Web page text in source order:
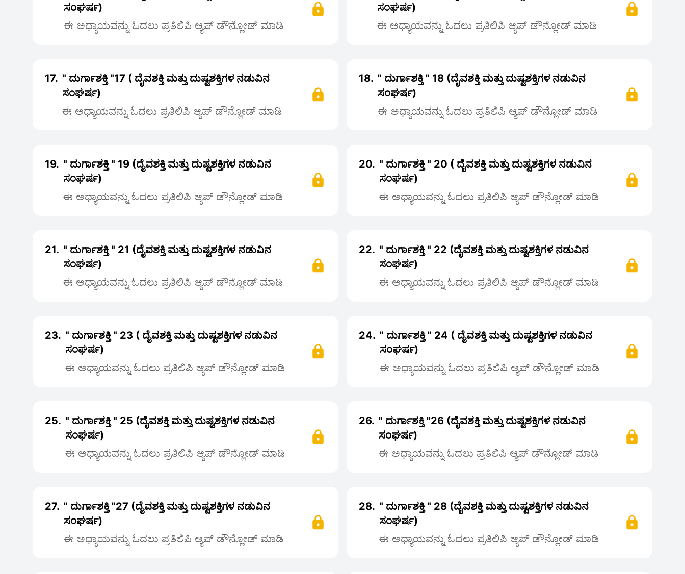
ಸಂಘರ್ಷ)
ಈ ಅಧ್ಯಾಯವನ್ನು ಓದಲು ಪ್ರತಿಲಿಪಿ ಆ್ಯಪ್ ಡೌನ್ಲೋಡ್ ಮಾಡಿ
ಸಂಘರ್ಷ)
ಈ ಅಧ್ಯಾಯವನ್ನು ಓದಲು ಪ್ರತಿಲಿಪಿ ಆ್ಯಪ್ ಡೌನ್ಲೋಡ್ ಮಾಡಿ
17. " ದುರ್ಗಾಶಕ್ತಿ "17 ( ದೈವಶಕ್ತಿ ಮತ್ತು ದುಷ್ಟಶಕ್ತಿಗಳ ನಡುವಿನ
ಸಂಘರ್ಷ)
ಈ ಅಧ್ಯಾಯವನ್ನು ಓದಲು ಪ್ರತಿಲಿಪಿ ಆ್ಯಪ್ ಡೌನ್ಲೋಡ್ ಮಾಡಿ
18. " ದುರ್ಗಾಶಕ್ತಿ " 18 (ದೈವಶಕ್ತಿ ಮತ್ತು ದುಷ್ಟಶಕ್ತಿಗಳ ನಡುವಿನ
ಸಂಘರ್ಷ)
ಈ ಅಧ್ಯಾಯವನ್ನು ಓದಲು ಪ್ರತಿಲಿಪಿ ಆ್ಯಪ್ ಡೌನ್ಲೋಡ್ ಮಾಡಿ
19. " ದುರ್ಗಾಶಕ್ತಿ " 19 (ದೈವಶಕ್ತಿ ಮತ್ತು ದುಷ್ಟಶಕ್ತಿಗಳ ನಡುವಿನ
ಸಂಘರ್ಷ)
ಈ ಅಧ್ಯಾಯವನ್ನು ಓದಲು ಪ್ರತಿಲಿಪಿ ಆ್ಯಪ್ ಡೌನ್ಲೋಡ್ ಮಾಡಿ
20. " ದುರ್ಗಾಶಕ್ತಿ " 20 ( ದೈವಶಕ್ತಿ ಮತ್ತು ದುಷ್ಟಶಕ್ತಿಗಳ ನಡುವಿನ
ಸಂಘರ್ಷ)
ಈ ಅಧ್ಯಾಯವನ್ನು ಓದಲು ಪ್ರತಿಲಿಪಿ ಆ್ಯಪ್ ಡೌನ್ಲೋಡ್ ಮಾಡಿ
21. " ದುರ್ಗಾಶಕ್ತಿ " 21 (ದೈವಶಕ್ತಿ ಮತ್ತು ದುಷ್ಟಶಕ್ತಿಗಳ ನಡುವಿನ
ಸಂಘರ್ಷ)
ಈ ಅಧ್ಯಾಯವನ್ನು ಓದಲು ಪ್ರತಿಲಿಪಿ ಆ್ಯಪ್ ಡೌನ್ಲೋಡ್ ಮಾಡಿ
22. " ದುರ್ಗಾಶಕ್ತಿ " 22 (ದೈವಶಕ್ತಿ ಮತ್ತು ದುಷ್ಟಶಕ್ತಿಗಳ ನಡುವಿನ
ಸಂಘರ್ಷ)
ಈ ಅಧ್ಯಾಯವನ್ನು ಓದಲು ಪ್ರತಿಲಿಪಿ ಆ್ಯಪ್ ಡೌನ್ಲೋಡ್ ಮಾಡಿ
23. " ದುರ್ಗಾಶಕ್ತಿ " 23 ( ದೈವಶಕ್ತಿ ಮತ್ತು ದುಷ್ಟಶಕ್ತಿಗಳ ನಡುವಿನ
ಸಂಘರ್ಷ)
ಈ ಅಧ್ಯಾಯವನ್ನು ಓದಲು ಪ್ರತಿಲಿಪಿ ಆ್ಯಪ್ ಡೌನ್ಲೋಡ್ ಮಾಡಿ
24. " ದುರ್ಗಾಶಕ್ತಿ " 24 ( ದೈವಶಕ್ತಿ ಮತ್ತು ದುಷ್ಟಶಕ್ತಿಗಳ ನಡುವಿನ
ಸಂಘರ್ಷ)
ಈ ಅಧ್ಯಾಯವನ್ನು ಓದಲು ಪ್ರತಿಲಿಪಿ ಆ್ಯಪ್ ಡೌನ್ಲೋಡ್ ಮಾಡಿ
25. " ದುರ್ಗಾಶಕ್ತಿ " 25 (ದೈವಶಕ್ತಿ ಮತ್ತು ದುಷ್ಟಶಕ್ತಿಗಳ ನಡುವಿನ
ಸಂಘರ್ಷ)
ಈ ಅಧ್ಯಾಯವನ್ನು ಓದಲು ಪ್ರತಿಲಿಪಿ ಆ್ಯಪ್ ಡೌನ್ಲೋಡ್ ಮಾಡಿ
26. " ದುರ್ಗಾಶಕ್ತಿ "26 (ದೈವಶಕ್ತಿ ಮತ್ತು ದುಷ್ಟಶಕ್ತಿಗಳ ನಡುವಿನ
ಸಂಘರ್ಷ)
ಈ ಅಧ್ಯಾಯವನ್ನು ಓದಲು ಪ್ರತಿಲಿಪಿ ಆ್ಯಪ್ ಡೌನ್ಲೋಡ್ ಮಾಡಿ
27. " ದುರ್ಗಾಶಕ್ತಿ "27 (ದೈವಶಕ್ತಿ ಮತ್ತು ದುಷ್ಟಶಕ್ತಿಗಳ ನಡುವಿನ
ಸಂಘರ್ಷ)
ಈ ಅಧ್ಯಾಯವನ್ನು ಓದಲು ಪ್ರತಿಲಿಪಿ ಆ್ಯಪ್ ಡೌನ್ಲೋಡ್ ಮಾಡಿ
28. " ದುರ್ಗಾಶಕ್ತಿ " 28 (ದೈವಶಕ್ತಿ ಮತ್ತು ದುಷ್ಟಶಕ್ತಿಗಳ ನಡುವಿನ
ಸಂಘರ್ಷ)
ಈ ಅಧ್ಯಾಯವನ್ನು ಓದಲು ಪ್ರತಿಲಿಪಿ ಆ್ಯಪ್ ಡೌನ್ಲೋಡ್ ಮಾಡಿ